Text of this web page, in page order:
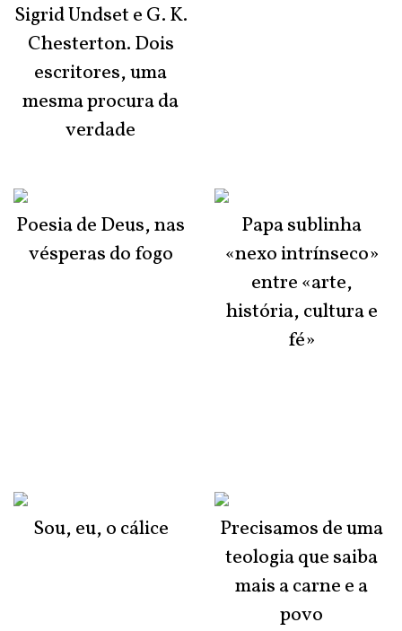
Sigrid Undset e G. K.
Chesterton. Dois
escritores, uma
mesma procura da
verdade
Poesia de Deus, nas
vésperas do fogo
Sou, eu, o cálice
Papa sublinha
«nexo intrínseco»
entre «arte,
história, cultura e
fé»
Precisamos de uma
teologia que saiba
mais a carne e a
povo